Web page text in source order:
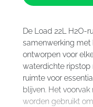
De Load 22L H2O-
samenwerking met
ontworpen voor
waterdichte
ruimte voor
blijven. Het voorvak
worden gebruikt